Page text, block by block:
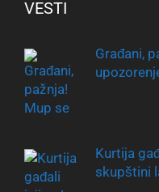
VESTI
Građani,
Kurtija
skupštini